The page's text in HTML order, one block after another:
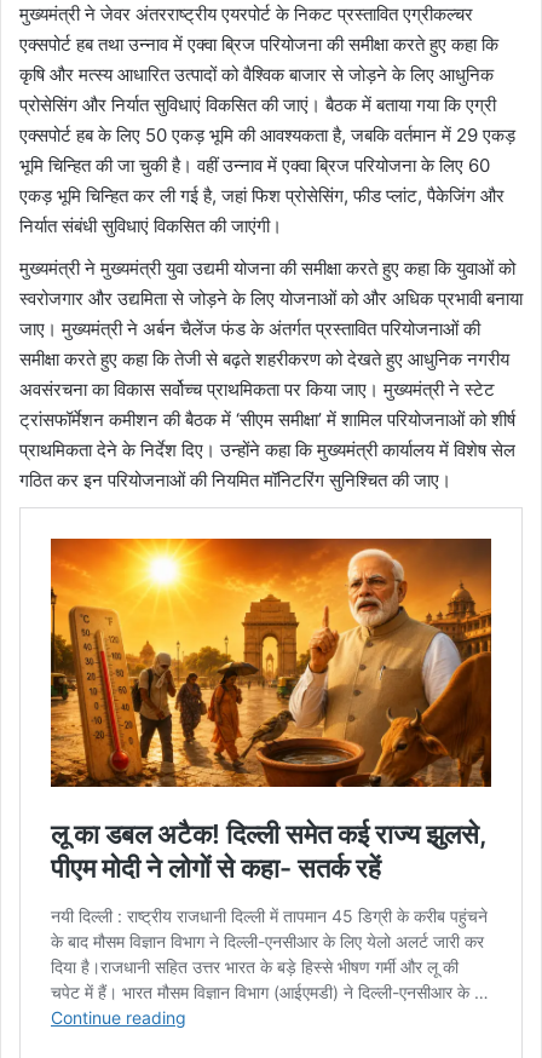
मुख्यमंत्री ने जेवर अंतरराष्ट्रीय एयरपोर्ट के निकट प्रस्तावित एग्रीकल्चर
एक्सपोर्ट हब तथा उन्नाव में एक्वा ब्रिज परियोजना की समीक्षा करते हुए कहा कि
कृषि और मत्स्य आधारित उत्पादों को वैश्विक बाजार से जोड़ने के लिए आधुनिक
प्रोसेसिंग और निर्यात सुविधाएं विकसित की जाएं। बैठक में बताया गया कि एग्री
एक्सपोर्ट हब के लिए 50 एकड़ भूमि की आवश्यकता है, जबकि वर्तमान में 29 एकड़
भूमि चिन्हित की जा चुकी है। वहीं उन्नाव में एक्वा ब्रिज परियोजना के लिए 60
एकड़ भूमि चिन्हित कर ली गई है, जहां फिश प्रोसेसिंग, फीड प्लांट, पैकेजिंग और
निर्यात संबंधी सुविधाएं विकसित की जाएंगी।
मुख्यमंत्री ने मुख्यमंत्री युवा उद्यमी योजना की समीक्षा करते हुए कहा कि युवाओं को
स्वरोजगार और उद्यमिता से जोड़ने के लिए योजनाओं को और अधिक प्रभावी बनाया
जाए। मुख्यमंत्री ने अर्बन चैलेंज फंड के अंतर्गत प्रस्तावित परियोजनाओं की
समीक्षा करते हुए कहा कि तेजी से बढ़ते शहरीकरण को देखते हुए आधुनिक नगरीय
अवसंरचना का विकास सर्वोच्च प्राथमिकता पर किया जाए। मुख्यमंत्री ने स्टेट
ट्रांसफॉर्मेशन कमीशन की बैठक में ‘सीएम समीक्षा’ में शामिल परियोजनाओं को शीर्ष
प्राथमिकता देने के निर्देश दिए। उन्होंने कहा कि मुख्यमंत्री कार्यालय में विशेष सेल
गठित कर इन परियोजनाओं की नियमित मॉनिटरिंग सुनिश्चित की जाए।